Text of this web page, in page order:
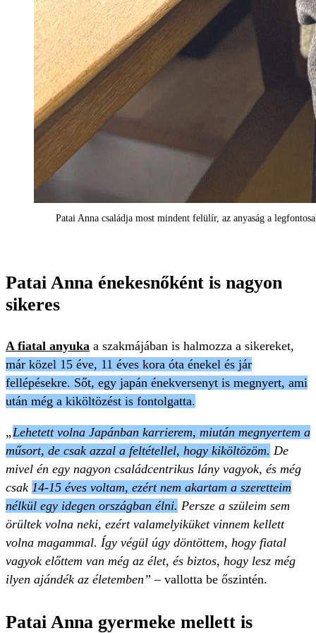
Patai Anna családja most mindent felülír, az anyaság a
Patai Anna énekesnőként is nagyon
sikeres
A fiatal anyuka a szakmájában is halmozza a sikereket,
már közel 15 éve, 11 éves kora óta énekel és jár
fellépésekre. Sőt, egy japán énekversenyt is megnyert, ami
után még a kiköltözést is fontolgatta.
„Lehetett volna Japánban karrierem, miután megnyertem a
műsort, de csak azzal a feltétellel, hogy kiköltözöm. De
mivel én egy nagyon családcentrikus lány vagyok, és még
csak 14-15 éves voltam, ezért nem akartam a szeretteim
nélkül egy idegen országban élni. Persze a szüleim sem
örültek volna neki, ezért valamelyiküket vinnem kellett
volna magammal. Így végül úgy döntöttem, hogy fiatal
vagyok előttem van még az élet, és biztos, hogy lesz még
ilyen ajándék az életemben”– vallotta be őszintén.
Patai Anna gyermeke mellett is